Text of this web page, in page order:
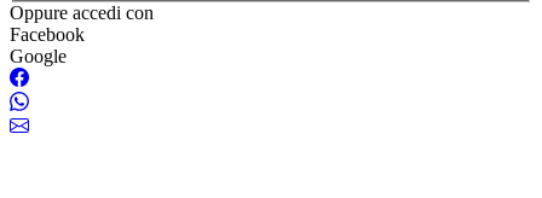
Oppure accedi con
Facebook
Google